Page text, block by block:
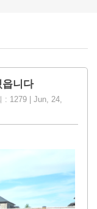
읍니다
: 1279 | Jun, 24,